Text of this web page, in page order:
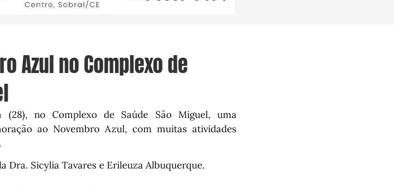
Azul no Complexo de
(28), no Complexo de Saúde São Miguel, uma
ao Novembro Azul, com muitas atividades
Dra. Sicylia Tavares e Erileuza Albuquerque.